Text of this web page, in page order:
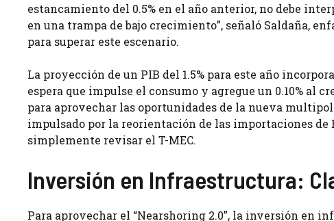
estancamiento del 0.5% en el año anterior, no debe
en una trampa de bajo crecimiento”, señaló Saldaña,
para superar este escenario.
La proyección de un PIB del 1.5% para este año
espera que impulse el consumo y agregue un 0.10% al
para aprovechar las oportunidades de la nueva
impulsado por la reorientación de las importaciones de
simplemente revisar el T-MEC.
Inversión en Infraestructura:
Para aprovechar el “Nearshoring 2.0”, la inversión en